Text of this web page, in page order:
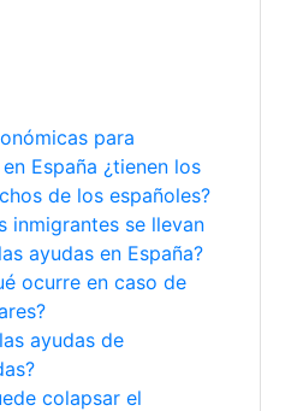
para
España ¿tienen los
de los españoles?
inmigrantes se llevan
ayudas en España?
ocurre en caso de
ayudas de
colapsar el